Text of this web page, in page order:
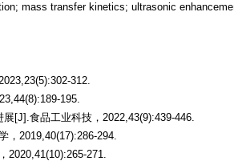
mass transfer kinetics; ultrasonic
312.
195.
[J].食品工业科技，2022,43(9):439-446.
，2019,40(17):286-294.
2020,41(10):265-271.